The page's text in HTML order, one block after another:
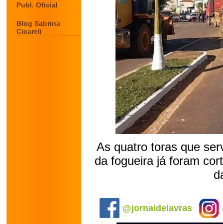
Publ. Oficial
Blog Sabrina
Cicareli
As quatro toras que
da fogueira já foram
@jornaldelavras